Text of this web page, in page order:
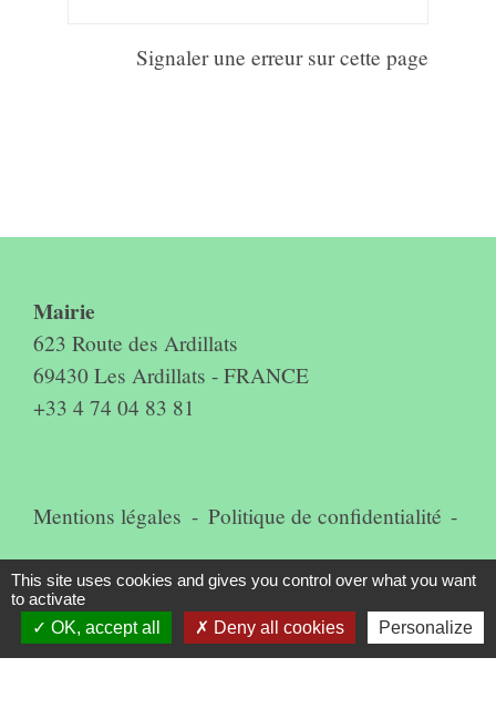
Signaler une erreur sur cette page
Mairie
623 Route des Ardillats
69430 Les Ardillats - FRANCE
+33 4 74 04 83 81
Mentions légales - Politique de confidentialité -
Accessibilité - Plan du site -
Gestion des cookies
This site uses cookies and gives you control over what you want
to activate
OK, accept all
Deny all cookies Personalize